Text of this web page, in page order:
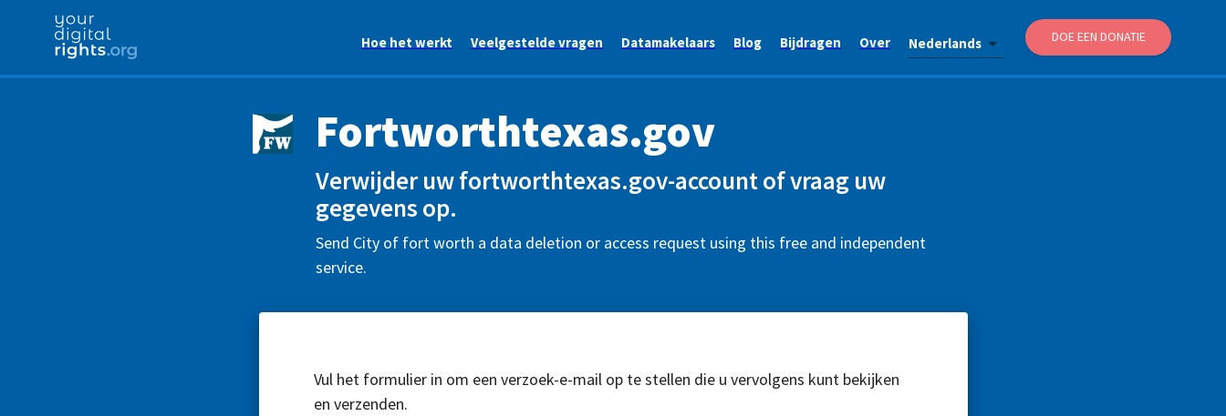
Hoe het werkt Veelgestelde vragen Datamakelaars Blog Bijdragen Over Nederlands DOE EEN DONATIE
Fortworthtexas.gov
Verwijder uw fortworthtexas.gov-account of vraag uw
gegevens op.
Send City of fort worth a data deletion or access request using this free and independent
service.
Vul het formulier in om een verzoek-e-mail op te stellen die u vervolgens kunt bekijken
en verzenden.